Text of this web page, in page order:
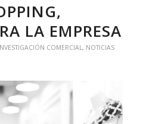
LA EMPRESA
COMERCIAL, NOTICIAS